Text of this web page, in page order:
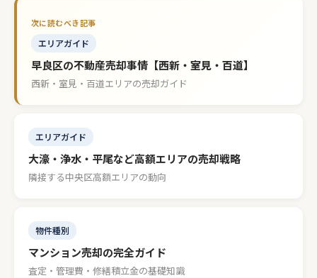
エリアガイド
早良区の不動産売却事情【西新・室見・百道】
西新・室見・百道エリアの売却ガイド
エリアガイド
大濠・浄水・平尾など高額エリアの売却戦略
隣接する中央区高額エリアの動向
物件種別
マンション売却の完全ガイド
査定・管理費・修繕積立金の基礎知識